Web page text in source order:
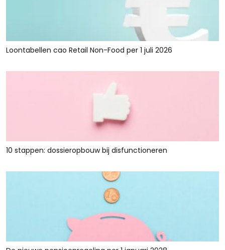
Loontabellen cao Retail Non-Food per 1 juli 2026
10 stappen: dossieropbouw bij disfunctioneren